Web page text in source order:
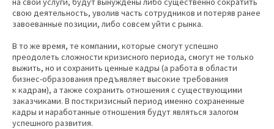
свою деятельность, уволив часть сотрудников и потеряв ранее
завоеванные позиции, либо совсем уйти с рынка.
В то же время, те компании, которые смогут успешно
преодолеть сложности кризисного периода, смогут не только
выжить, но и сохранить ценные кадры (а работа в области
бизнес-образования предъявляет высокие требования
к кадрам), а также сохранить отношения с существующими
заказчиками. В посткризисный период именно сохраненные
кадры и наработанные отношения будут являться залогом
успешного развития.